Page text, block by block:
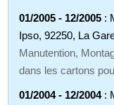
01/2005 - 12/2005 :
Ipso, 92250, La
Manutention,
dans les cartons
01/2004 - 12/2004: